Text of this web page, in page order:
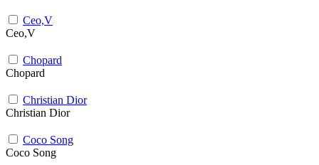
Ceo,V
Ceo,V
Chopard
Chopard
Christian Dior
Christian Dior
Coco Song
Coco Song